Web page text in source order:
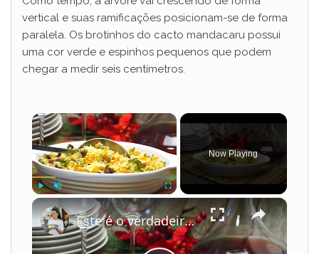
vertical e suas ramificações posicionam-se de forma
paralela. Os brotinhos do cacto mandacaru possui
uma cor verde e espinhos pequenos que podem
chegar a medir seis centímetros.
×
Unmute Fullscreen
Now Playing
×
Este é o verdadeiro arroz de festa, arroz à grega!